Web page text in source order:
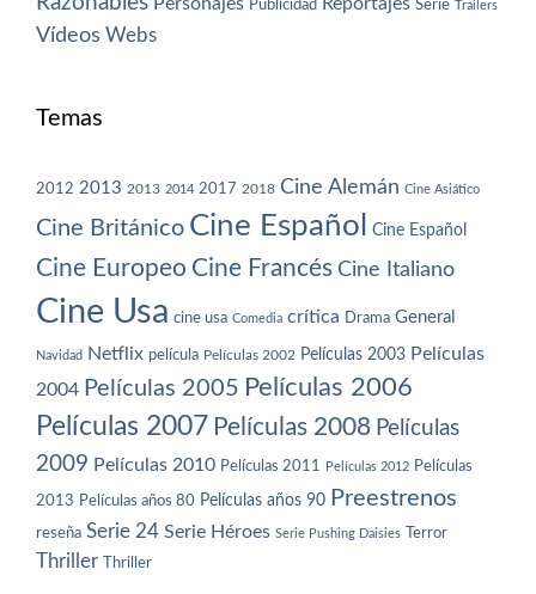
Publicidad Serie Trailers
Vídeos Webs
Temas
2012 2013 2013 2014 2017 2018 Cine Alemán Cine Asiático
Cine Británico Cine Español Cine Español
Cine Europeo Cine Francés Cine Italiano
Cine Usa cine usa Comedia crítica Drama General
Navidad Netflix película Películas 2002 Películas 2003 Películas
2004 Películas 2005 Películas 2006
Películas 2007 Películas 2008 Películas
2009 Películas 2010 Películas 2011 Películas 2012 Películas
2013 Películas años 80 Películas años 90 Preestrenos
reseña Serie 24 Serie Héroes Serie Pushing Daisies Terror
Thriller Thriller